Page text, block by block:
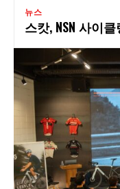
뉴스
스캇, NSN 사이